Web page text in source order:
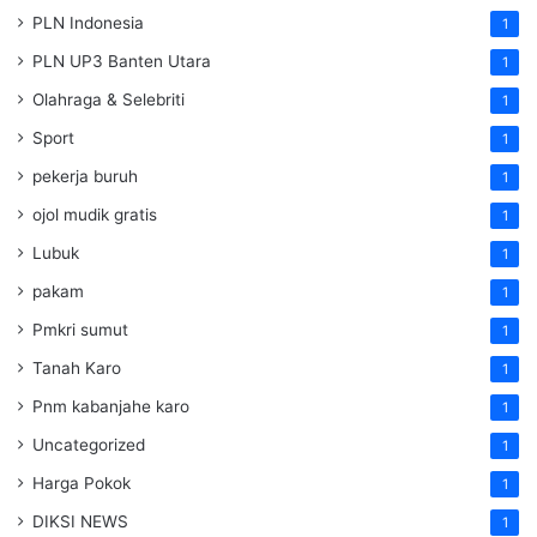
PLN Indonesia 1
PLN UP3 Banten Utara 1
Olahraga & Selebriti 1
Sport 1
pekerja buruh 1
ojol mudik gratis 1
Lubuk 1
pakam 1
Pmkri sumut 1
Tanah Karo 1
Pnm kabanjahe karo 1
Uncategorized 1
Harga Pokok 1
DIKSI NEWS 1